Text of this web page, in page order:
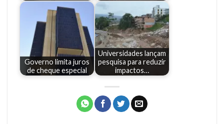
Governo limita juros
de cheque especial
Universidades lançam
pesquisa para reduzir
impactos…